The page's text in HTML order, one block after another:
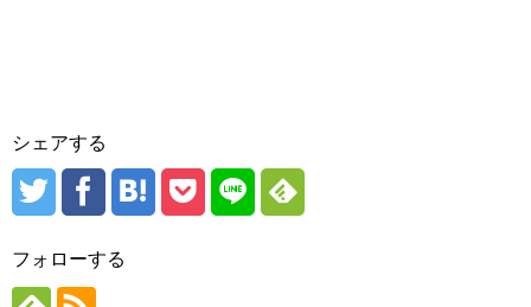
シェアする
フォローする